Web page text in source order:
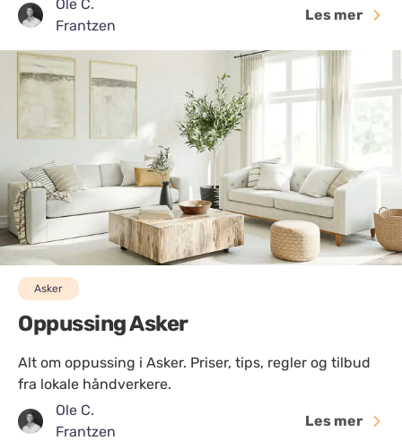
Ole C.
Frantzen
Les mer
Asker
Oppussing Asker
Alt om oppussing i Asker. Priser, tips, regler og tilbud
fra lokale håndverkere.
Ole C.
Frantzen
Les mer